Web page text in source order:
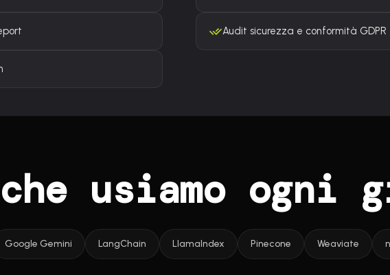
Audit sicurezza e conformità GDPR
usiamo ogni
Google Gemini LangChain LlamaIndex Pinecone Weaviate